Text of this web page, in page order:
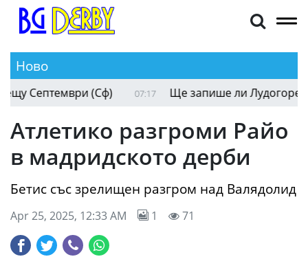
Ново
Септември (Сф) 07:17 Ще запише ли Лудогорец 4
Атлетико разгроми Райо
в мадридското дерби
Бетис със зрелищен разгром над Валядолид
Apr 25, 2025, 12:33 AM 1 71